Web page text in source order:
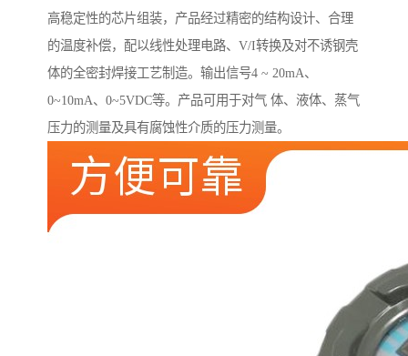
高稳定性的芯片组装，产品经过精密的结构设计、合理
的温度补偿，配以线性处理电路、V/I转换及对不诱钢壳
体的全密封焊接工艺制造。输出信号4 ~ 20mA、
0~10mA、0~5VDC等。产品可用于对气 体、液体、蒸气
压力的测量及具有腐蚀性介质的压力测量。